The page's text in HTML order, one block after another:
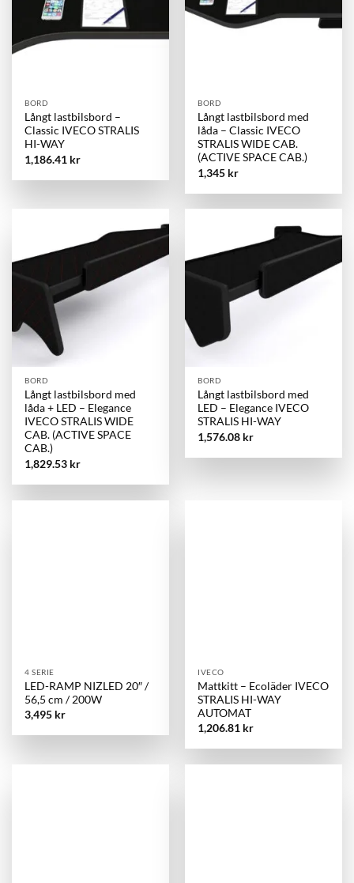
BORD
Långt lastbilsbord –
Classic IVECO STRALIS
HI-WAY
1,186.41 kr
BORD
Långt lastbilsbord med
låda – Classic IVECO
STRALIS WIDE CAB.
(ACTIVE SPACE CAB.)
1,345 kr
BORD
Långt lastbilsbord med
låda + LED – Elegance
IVECO STRALIS WIDE
CAB. (ACTIVE SPACE
CAB.)
1,829.53 kr
BORD
Långt lastbilsbord med
LED – Elegance IVECO
STRALIS HI-WAY
1,576.08 kr
4 SERIE
LED-RAMP NIZLED 20″ /
56,5 cm / 200W
3,495 kr
IVECO
Mattkitt – Ecoläder IVECO
STRALIS HI-WAY
AUTOMAT
1,206.81 kr